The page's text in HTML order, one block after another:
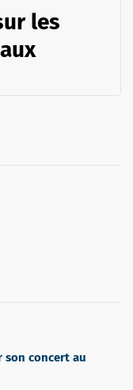
les
son concert au